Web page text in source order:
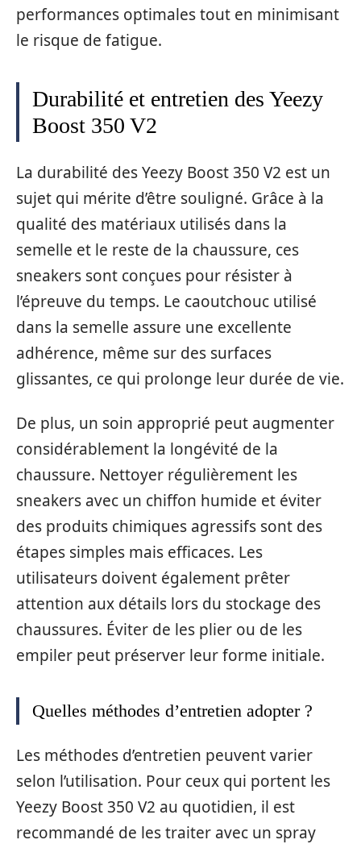
performances optimales tout en minimisant
le risque de fatigue.
Durabilité et entretien des Yeezy
Boost 350 V2
La durabilité des Yeezy Boost 350 V2 est un
sujet qui mérite d’être souligné. Grâce à la
qualité des matériaux utilisés dans la
semelle et le reste de la chaussure, ces
sneakers sont conçues pour résister à
l’épreuve du temps. Le caoutchouc utilisé
dans la semelle assure une excellente
adhérence, même sur des surfaces
glissantes, ce qui prolonge leur durée de vie.
De plus, un soin approprié peut augmenter
considérablement la longévité de la
chaussure. Nettoyer régulièrement les
sneakers avec un chiffon humide et éviter
des produits chimiques agressifs sont des
étapes simples mais efficaces. Les
utilisateurs doivent également prêter
attention aux détails lors du stockage des
chaussures. Éviter de les plier ou de les
empiler peut préserver leur forme initiale.
Quelles méthodes d’entretien adopter ?
Les méthodes d’entretien peuvent varier
selon l’utilisation. Pour ceux qui portent les
Yeezy Boost 350 V2 au quotidien, il est
recommandé de les traiter avec un spray